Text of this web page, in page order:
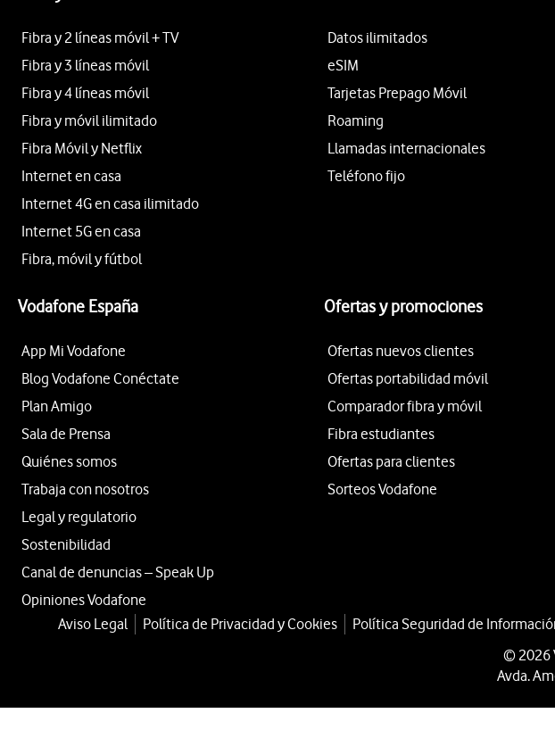
Fibra y 2 líneas móvil + TV
Fibra y 3 líneas móvil
Fibra y 4 líneas móvil
Fibra y móvil ilimitado
Fibra Móvil y Netflix
Internet en casa
Internet 4G en casa ilimitado
Internet 5G en casa
Fibra, móvil y fútbol
Datos ilimitados
eSIM
Tarjetas Prepago Móvil
Roaming
Llamadas internacionales
Teléfono fijo
Vodafone España
App Mi Vodafone
Blog Vodafone Conéctate
Plan Amigo
Sala de Prensa
Quiénes somos
Trabaja con nosotros
Legal y regulatorio
Sostenibilidad
Canal de denuncias – Speak Up
Opiniones Vodafone
Ofertas y promociones
Ofertas nuevos clientes
Ofertas portabilidad móvil
Comparador fibra y móvil
Fibra estudiantes
Ofertas para clientes
Sorteos Vodafone
Aviso Legal Política de Privacidad y Cookies Política Seguridad de
© 2026
Avda.